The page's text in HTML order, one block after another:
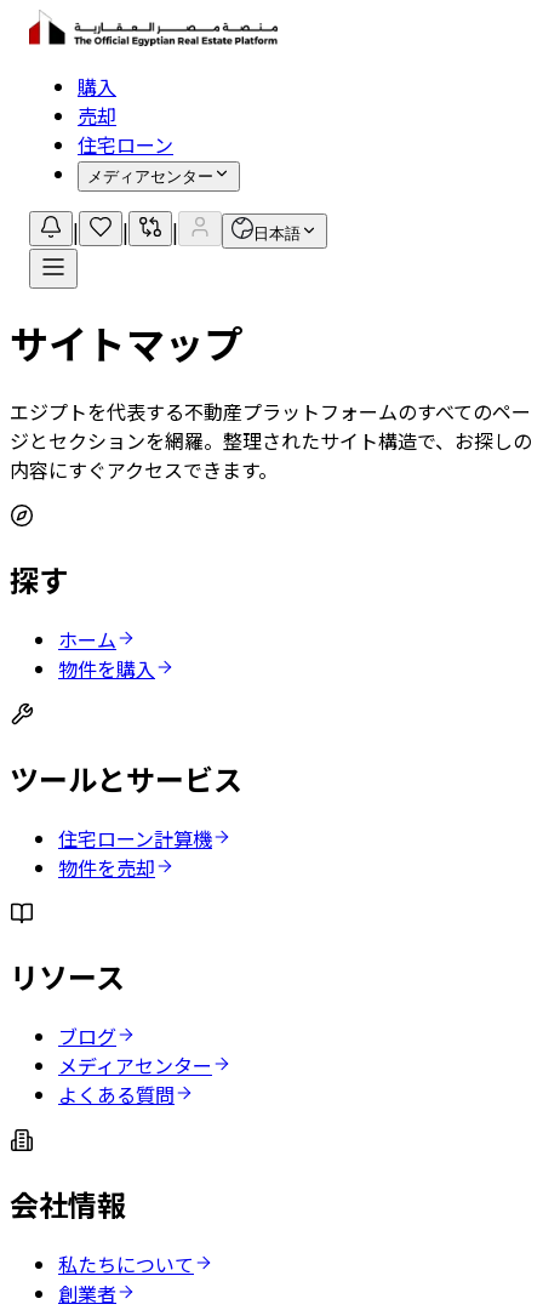
購入
売却
住宅ローン
メディアセンター
| | | 日本語
サイトマップ
エジプトを代表する不動産プラットフォームのすべてのペー
ジとセクションを網羅。整理されたサイト構造で、お探しの
内容にすぐアクセスできます。
探す
ホーム
物件を購入
ツールとサービス
住宅ローン計算機
物件を売却
リソース
ブログ
メディアセンター
よくある質問
会社情報
私たちについて
創業者